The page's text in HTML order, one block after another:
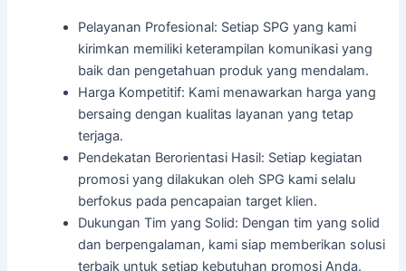
Pelayanan Profesional: Setiap SPG yang kami
kirimkan memiliki keterampilan komunikasi yang
baik dan pengetahuan produk yang mendalam.
Harga Kompetitif: Kami menawarkan harga yang
bersaing dengan kualitas layanan yang tetap
terjaga.
Pendekatan Berorientasi Hasil: Setiap kegiatan
promosi yang dilakukan oleh SPG kami selalu
berfokus pada pencapaian target klien.
Dukungan Tim yang Solid: Dengan tim yang solid
dan berpengalaman, kami siap memberikan solusi
terbaik untuk setiap kebutuhan promosi Anda.